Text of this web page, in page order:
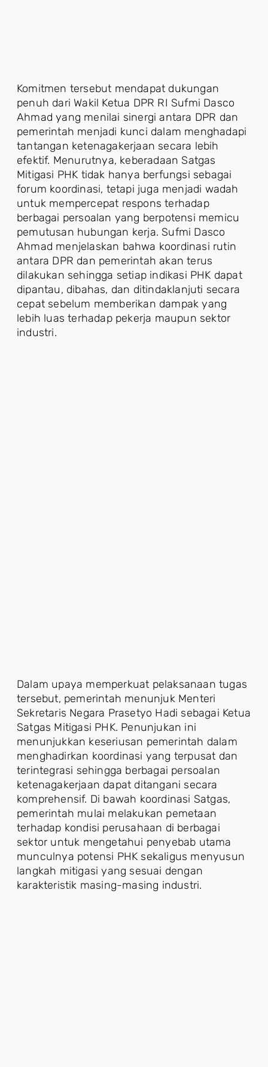
Komitmen tersebut mendapat dukungan
penuh dari Wakil Ketua DPR RI Sufmi Dasco
Ahmad yang menilai sinergi antara DPR dan
pemerintah menjadi kunci dalam menghadapi
tantangan ketenagakerjaan secara lebih
efektif. Menurutnya, keberadaan Satgas
Mitigasi PHK tidak hanya berfungsi sebagai
forum koordinasi, tetapi juga menjadi wadah
untuk mempercepat respons terhadap
berbagai persoalan yang berpotensi memicu
pemutusan hubungan kerja. Sufmi Dasco
Ahmad menjelaskan bahwa koordinasi rutin
antara DPR dan pemerintah akan terus
dilakukan sehingga setiap indikasi PHK dapat
dipantau, dibahas, dan ditindaklanjuti secara
cepat sebelum memberikan dampak yang
lebih luas terhadap pekerja maupun sektor
industri.
Dalam upaya memperkuat pelaksanaan tugas
tersebut, pemerintah menunjuk Menteri
Sekretaris Negara Prasetyo Hadi sebagai Ketua
Satgas Mitigasi PHK. Penunjukan ini
menunjukkan keseriusan pemerintah dalam
menghadirkan koordinasi yang terpusat dan
terintegrasi sehingga berbagai persoalan
ketenagakerjaan dapat ditangani secara
komprehensif. Di bawah koordinasi Satgas,
pemerintah mulai melakukan pemetaan
terhadap kondisi perusahaan di berbagai
sektor untuk mengetahui penyebab utama
munculnya potensi PHK sekaligus menyusun
langkah mitigasi yang sesuai dengan
karakteristik masing-masing industri.